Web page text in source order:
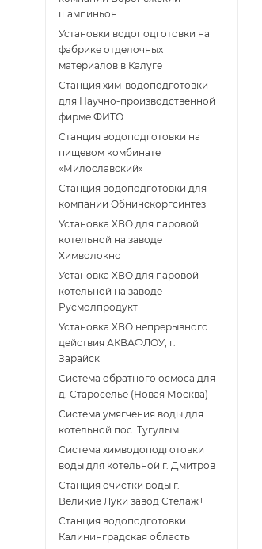
шампиньон
Установки водоподготовки на
фабрике отделочных
материалов в Калуге
Станция хим-водоподготовки
для Научно-производственной
фирме ФИТО
Станция водоподготовки на
пищевом комбинате
«Милославский»
Станция водоподготовки для
компании Обнинскоргсинтез
Установка ХВО для паровой
котельной на заводе
Химволокно
Установка ХВО для паровой
котельной на заводе
Русмолпродукт
Установка ХВО непрерывного
действия АКВАФЛОУ, г.
Зарайск
Система обратного осмоса для
д. Староселье (Новая Москва)
Система умягчения воды для
котельной пос. Тугулым
Система химводоподготовки
воды для котельной г. Дмитров
Станция очистки воды г.
Великие Луки завод Стелаж+
Станция водоподготовки
Калининградская область